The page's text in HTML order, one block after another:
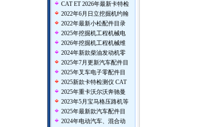
CAT ET 2026年最新卡特检
2022年6月日立挖掘机约翰
2022年最新小松配件目录
2025年挖掘机工程机械电
2026年挖掘机工程机械维
2024年新款柴油发动机零
2025年7月更新汽车配件目
2025年叉车电子零配件目
2025新款卡特检测仪 CAT
2025年重卡沃尔沃奔驰曼
2023年5月宝马格压路机等
2025年最新款汽车配件目
2024年电动汽车、混合动